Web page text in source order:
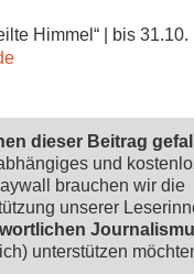
Himmel“ | bis
dieser Beitrag
und
brauchen wir die
unserer
unterstützen